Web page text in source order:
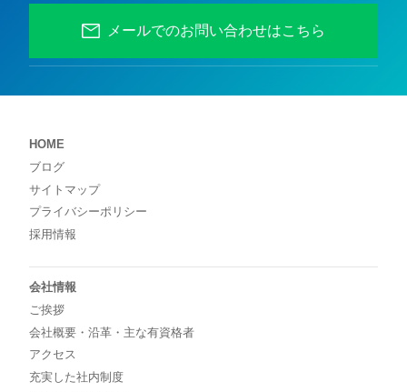
メールでのお問い合わせはこちら
HOME
ブログ
サイトマップ
プライバシーポリシー
採用情報
会社情報
ご挨拶
会社概要・沿革・主な有資格者
アクセス
充実した社内制度